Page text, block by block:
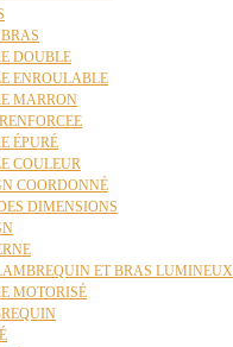
DOUBLE
ENROULABLE
MARRON
ÉPURÉ
COULEUR
COORDONNÉ
DIMENSIONS
ET BRAS LUMINEUX
MOTORISÉ